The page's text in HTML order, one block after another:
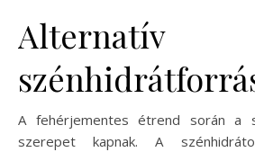
Alternatív
A fehérjementes étrend során a
szerepet kapnak. A